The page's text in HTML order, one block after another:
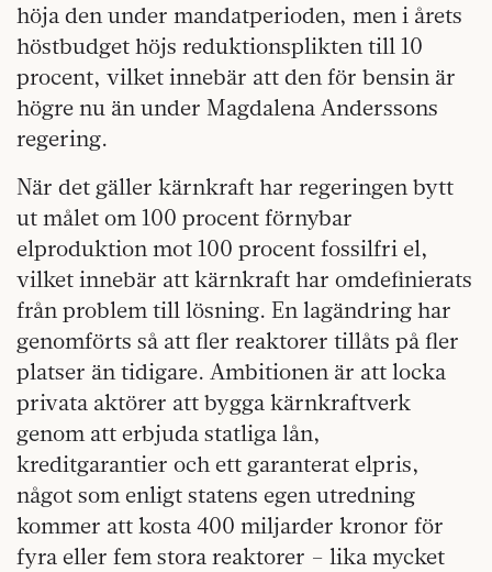
höja den under mandatperioden, men i årets
höstbudget höjs reduktionsplikten till 10
procent, vilket innebär att den för bensin är
högre nu än under Magdalena Anderssons
regering.
När det gäller kärnkraft har regeringen bytt
ut målet om 100 procent förnybar
elproduktion mot 100 procent fossilfri el,
vilket innebär att kärnkraft har omdefinierats
från problem till lösning. En lagändring har
genomförts så att fler reaktorer tillåts på fler
platser än tidigare. Ambitionen är att locka
privata aktörer att bygga kärnkraftverk
genom att erbjuda statliga lån,
kreditgarantier och ett garanterat elpris,
något som enligt statens egen utredning
kommer att kosta 400 miljarder kronor för
fyra eller fem stora reaktorer – lika mycket